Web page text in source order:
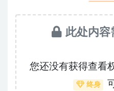
此处内容
您还没有获得查看
终身